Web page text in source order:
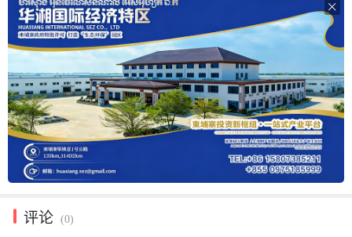

评论 (0)